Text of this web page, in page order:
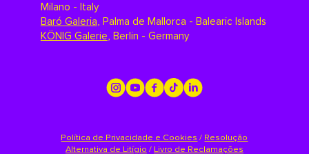
Milano - Italy
Baró Galeria, Palma de Mallorca - Balearic Islands
KÖNIG Galerie, Berlin - Germany
Política de Privacidade e Cookies / Resolução
Alternativa de Litígio / Livro de Reclamações